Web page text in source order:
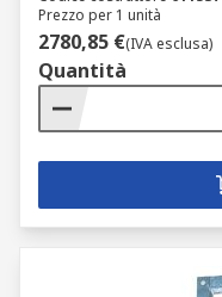
Prezzo per 1 unità
2780,85 €(IVA esclusa)
Quantità